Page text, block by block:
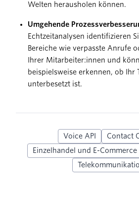
Welten herausholen können.
Umgehende
Echtzeitanalysen identifizieren
Bereiche wie verpasste Anrufe
Ihrer Mitarbeiter:innen und
beispielsweise erkennen, ob Ihr
unterbesetzt ist.
Voice API
Contact
Einzelhandel und E-Commerce